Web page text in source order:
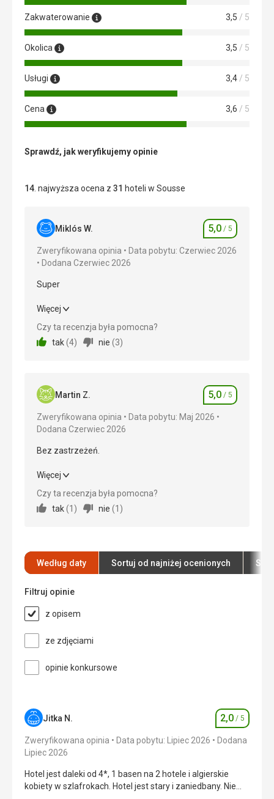
Zakwaterowanie 3,5 / 5
Okolica 3,5 / 5
Usługi 3,4/ 5
Cena 3,6 / 5
Sprawdź, jak weryfikujemy opinie
14. najwyższa ocena z 31 hoteli w Sousse
Miklós W. Ocena
5,0 / 5
Zweryfikowana opinia
Data pobytu: Czerwiec 2026
Dodana Czerwiec 2026
Super
Super
Wyżywienie
Usługi 5,0/ 5
Cena
Ładnie utrzymana, piaszczysta plaża
Wyżywienie
Obsługa była nienaganna. W pełni spełniała warunki
Zakwaterowanie
Przestronny, całkowicie odnowiony pokój z
ręczniki wymieniane codziennie.
Usługi
Codzienna zmiana pościeli i ręczników. Telewizor z
płaskim ekranem, przestronny taras.
przetłumaczona za pomocą Google Translate
Więcej
Czy ta recenzja była pomocna?
tak(4) nie (3)
Martin Z. Ocena
5,0 / 5
Zweryfikowana opinia
Data pobytu: Maj 2026
Dodana Czerwiec 2026
Bez zastrzeżeń.
Bez zastrzeżeń.
Wyżywienie
Usługi 5,0/ 5
Cena
Więcej
Czy ta recenzja była pomocna?
tak(1 ) nie (1 )
Według daty Sortuj od najniżej ocenionych
Filtruj opinie
z opisem
ze zdjęciami
opinie konkursowe
Jitka N. Ocena
2,0 / 5
Zweryfikowana opinia Data pobytu: Lipiec 2026
Dodana
Lipiec 2026
Hotel jest daleki od 4*, 1 basen na 2 hotele i algierskie
kobiety w szlafrokach. Hotel jest stary i zaniedbany. Nie